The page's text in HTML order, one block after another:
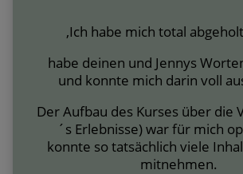
‚Ich habe mich total
habe deinen und Jennys
und konnte mich darin voll
Der Aufbau des Kurses über die
´s Erlebnisse) war für mich
konnte so tatsächlich viele
mitnehmen.